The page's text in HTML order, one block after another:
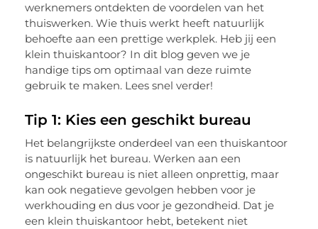
werknemers ontdekten de voordelen van het
thuiswerken. Wie thuis werkt heeft natuurlijk
behoefte aan een prettige werkplek. Heb jij een
klein thuiskantoor? In dit blog geven we je
handige tips om optimaal van deze ruimte
gebruik te maken. Lees snel verder!
Tip 1: Kies een geschikt bureau
Het belangrijkste onderdeel van een thuiskantoor
is natuurlijk het bureau. Werken aan een
ongeschikt bureau is niet alleen onprettig, maar
kan ook negatieve gevolgen hebben voor je
werkhouding en dus voor je gezondheid. Dat je
een klein thuiskantoor hebt, betekent niet